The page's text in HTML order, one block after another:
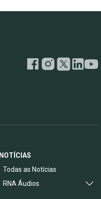
NOTÍCIAS
Todas as Notícias
RNA Áudios